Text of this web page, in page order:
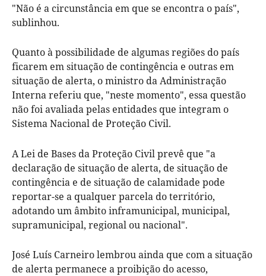
"Não é a circunstância em que se encontra o país",
sublinhou.
Quanto à possibilidade de algumas regiões do país
ficarem em situação de contingência e outras em
situação de alerta, o ministro da Administração
Interna referiu que, "neste momento", essa questão
não foi avaliada pelas entidades que integram o
Sistema Nacional de Proteção Civil.
A Lei de Bases da Proteção Civil prevê que "a
declaração de situação de alerta, de situação de
contingência e de situação de calamidade pode
reportar-se a qualquer parcela do território,
adotando um âmbito inframunicipal, municipal,
supramunicipal, regional ou nacional".
José Luís Carneiro lembrou ainda que com a situação
de alerta permanece a proibição do acesso,